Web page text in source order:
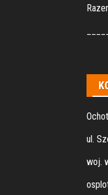
ul.
woj.